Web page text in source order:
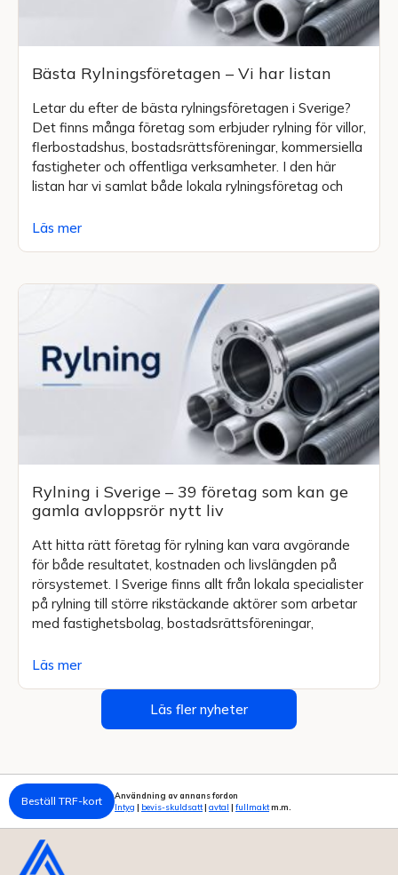
Bästa Rylningsföretagen – Vi har listan
Letar du efter de bästa rylningsföretagen i Sverige?
Det finns många företag som erbjuder rylning för villor,
flerbostadshus, bostadsrättsföreningar, kommersiella
fastigheter och offentliga verksamheter. I den här
listan har vi samlat både lokala rylningsföretag och
Läs mer
Rylning i Sverige – 39 företag som kan ge
gamla avloppsrör nytt liv
Att hitta rätt företag för rylning kan vara avgörande
för både resultatet, kostnaden och livslängden på
rörsystemet. I Sverige finns allt från lokala specialister
på rylning till större rikstäckande aktörer som arbetar
med fastighetsbolag, bostadsrättsföreningar,
Läs mer
Läs fler nyheter
Beställ TRF-kort
Användning av annans fordon
Intyg | bevis-skuldsatt| avtal | fullmaktm.m.